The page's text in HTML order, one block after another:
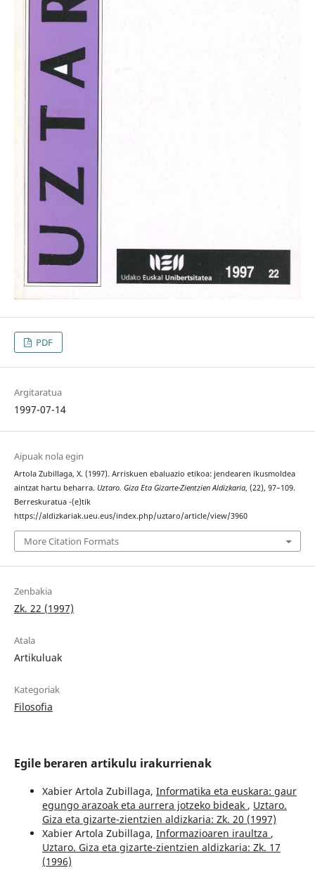
PDF
Argitaratua
1997-07-14
Aipuak nola egin
Artola Zubillaga, X. (1997). Arriskuen ebaluazio etikoa: jendearen ikusmoldea
aintzat hartu beharra. Uztaro. Giza Eta Gizarte-Zientzien Aldizkaria, (22), 97–109.
Berreskuratua -(e)tik
https://aldizkariak.ueu.eus/index.php/uztaro/article/view/3960
More Citation Formats
Zenbakia
Zk. 22 (1997)
Atala
Artikuluak
Kategoriak
Filosofia
Egile beraren artikulu irakurrienak
Xabier Artola Zubillaga, Informatika eta euskara: gaur
egungo arazoak eta aurrera jotzeko bideak , Uztaro.
Giza eta gizarte-zientzien aldizkaria: Zk. 20 (1997)
Xabier Artola Zubillaga, Informazioaren iraultza ,
Uztaro. Giza eta gizarte-zientzien aldizkaria: Zk. 17
(1996)